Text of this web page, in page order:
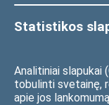
Statistikos
Analitiniai slapukai
tobulinti svetainę,
apie jos